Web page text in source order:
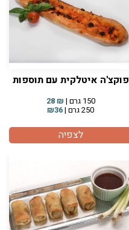
פוקצ'ה איטלקית עם תוספות
150 גרם | ₪
28
250 גרם | ₪36
לצפיה